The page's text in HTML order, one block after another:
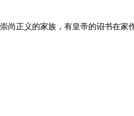
正义的家族，有皇帝的诏书在家